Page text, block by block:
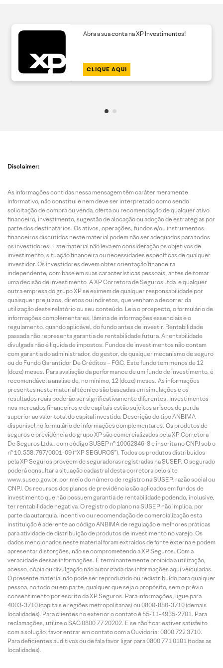
Abra a sua conta na XP Investimentos!
CLIQUE AQUI
Disclaimer:
As informações contidas nessa mensagem têm caráter meramente
informativo, não constitui e nem deve ser interpretado como sendo
solicitação de compra ou venda, oferta ou recomendação de qualquer ativo
financeiro, investimento, sugestão de alocação ou adoção de estratégias por
parte dos destinatários. Os ativos, operações, fundos e/ou instrumentos
financeiros discutidos neste material podem não ser adequados para todos
os investidores. Este material não leva em consideração os objetivos de
investimento, situação financeira ou necessidades específicas de qualquer
investidor. Os investidores devem obter orientação financeira
independente, com base em suas características pessoais, antes de tomar
uma decisão de investimento. A XP Corretora de Seguros Ltda. e qualquer
outra empresa do grupo XP se eximem de qualquer responsabilidade por
quaisquer prejuízos, diretos ou indiretos, que venham a decorrer da
utilização deste relatório ou seu conteúdo. Leia o prospecto, o formulário de
informações complementares, lâmina de informações essenciais e o
regulamento, quando aplicável, do fundo antes de investir. Rentabilidade
passada não representa garantia de rentabilidade futura. A rentabilidade
divulgada não é líquida de impostos. Fundos de investimentos não contam
com garantia do administrador, do gestor, de qualquer mecanismo de seguro
ou do Fundo Garantidor De Créditos – FGC. Este fundo tem menos de 12
(doze) meses. Para avaliação da performance de um fundo de investimento, é
recomendável a análise de, no mínimo, 12 (doze) meses. As informações
presentes neste material técnico são baseadas em simulações e os
resultados reais poderão ser significativamente diferentes. Investimentos
nos mercados financeiros e de capitais estão sujeitos a riscos de perda
superior ao valor total do capital investido. Descrição do tipo ANBIMA
disponível no formulário de informações complementares. Os produtos de
seguros e previdência do grupo XP são comercializados pela XP Corretora
De Seguros Ltda., com código SUSEP n° 10062846-8 e inscrita no CNPJ sob o
n° 10.558.797/0001-09 (“XP SEGUROS”). Todos os produtos distribuídos
pela XP Seguros proveem de seguradoras registradas na SUSEP. O segurado
poderá consultar a situação cadastral desta corretora pelo site
www.susep.gov.br, por meio do número de registro na SUSEP, razão social ou
CNPJ. Os recursos dos planos de previdência são aplicados em fundos de
investimento que não possuem garantia de rentabilidade podendo, inclusive,
ter rentabilidade negativa. O registro do plano na SUSEP não implica, por
parte da autarquia, incentivo ou recomendação de comercialização esta
instituição é aderente ao código ANBIMA de regulação e melhores práticas
para atividade de distribuição de produtos de investimento no varejo. Os
dados mencionados neste material foram extraídos de fonte externa e podem
apresentar distorções, não se comprometendo a XP Seguros. Com a
veracidade dessas informações. É terminantemente proibida a utilização,
acesso, cópia ou divulgação não autorizada das informações aqui veiculadas.
O presente material não pode ser reproduzido ou redistribuído para qualquer
pessoa, no todo ou em parte, qualquer que seja o propósito, sem o prévio
consentimento por escrito da XP Seguros. Para informações, ligue para
4003-3710 (capitais e regiões metropolitanas) ou 0800-880-3710 (demais
localidades). Para clientes no exterior o contato é 55-11-4935-2701. Para
reclamações, utilize o SAC 0800 77 20202. E se não ficar estiver satisfeito
com a solução, favor entrar em contato com a Ouvidoria: 0800 722 3710.
Para deficientes auditivos ou de fala favor ligar para 0800 771 0101 (todas as
localidades).